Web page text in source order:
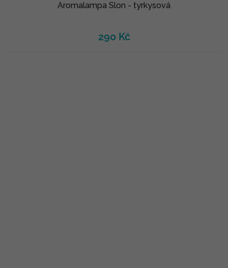
Aromalampa Slon - tyrkysová
290 Kč